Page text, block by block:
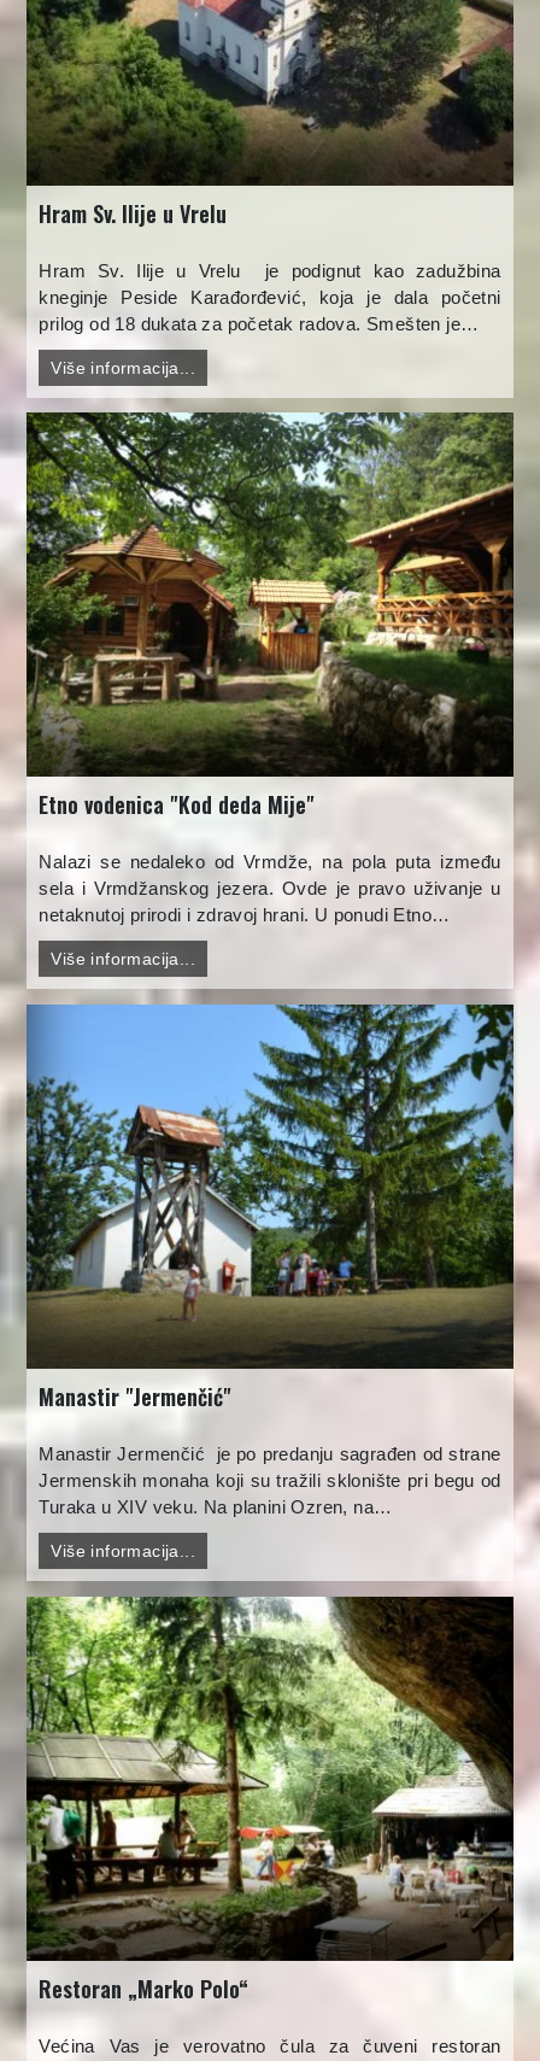
Hram Sv. Ilije u Vrelu
Hram Sv. Ilije u Vrelu je podignut kao zadužbina
kneginje Peside Karađorđević, koja je dala početni
prilog od 18 dukata za početak radova. Smešten je…
Više informacija...
Etno vodenica "Kod deda Mije"
Nalazi se nedaleko od Vrmdže, na pola puta između
sela i Vrmdžanskog jezera. Ovde je pravo uživanje u
netaknutoj prirodi i zdravoj hrani. U ponudi Etno…
Više informacija...
Manastir "Jermenčić"
Manastir Jermenčić je po predanju sagrađen od strane
Jermenskih monaha koji su tražili sklonište pri begu od
Turaka u XIV veku. Na planini Ozren, na…
Više informacija...
Restoran „Marko Polo“
Većina Vas je verovatno čula za čuveni restoran